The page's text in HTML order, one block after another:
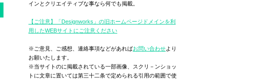
インとクリエイティブな事なら何でも掲載。
【ご注意】「Designworks」の旧ホームページドメインを利
用したWEBサイトにご注意ください
※ご意見、ご感想、連絡事項などがあればお問い合わせより
お願いたします。
※当サイトのに掲載されている一部画像、スクリ－ンショッ
トに文章に置いては第三十二条で定められる引用の範囲で使